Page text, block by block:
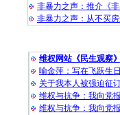
非暴力之声：推介《
非暴力之声：从不买
维权网站《民生观察
喻金萍：写在飞跃生
关于我本人被强迫征
维权与抗争：我向党
维权与抗争：我向党